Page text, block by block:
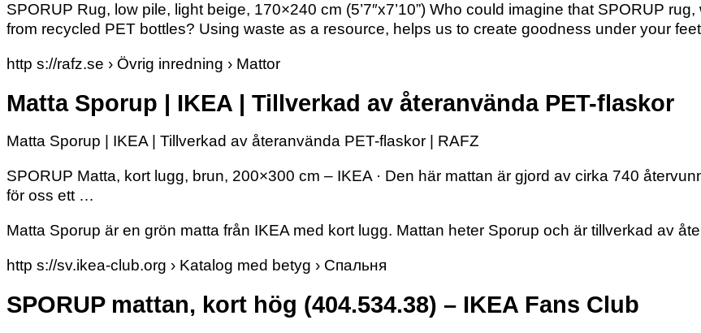
SPORUP Rug, low pile, light beige, 170×240 cm (5’7″x7’10”) Who could imagine that SPORUP
from recycled PET bottles? Using waste as a resource, helps us to create goodness under your
http s://rafz.se › Övrig inredning › Mattor
Matta Sporup | IKEA | Tillverkad av återanvända PET-flaskor
Matta Sporup | IKEA | Tillverkad av återanvända PET-flaskor | RAFZ
SPORUP Matta, kort lugg, brun, 200×300 cm – IKEA · Den här mattan är gjord av cirka 740
för oss ett …
Matta Sporup är en grön matta från IKEA med kort lugg. Mattan heter Sporup och är tillverkad av
http s://sv.ikea-club.org › Katalog med betyg › Спальня
SPORUP mattan, kort hög (404.534.38) – IKEA Fans Club